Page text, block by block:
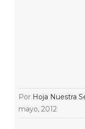
Por Hoja Nuestra
mayo, 2012